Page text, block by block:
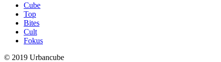
Cube
Top
Bites
Cult
Fokus
© 2019 Urbancube